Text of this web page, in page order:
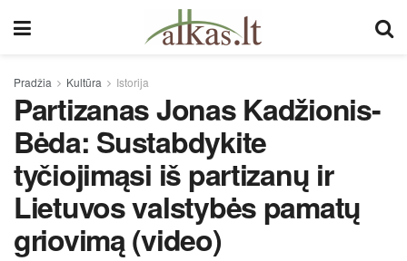
Pradžia Kultūra Istorija
Partizanas Jonas Kadžionis-
Bėda: Sustabdykite
tyčiojimąsi iš partizanų ir
Lietuvos valstybės pamatų
griovimą​​ (video)